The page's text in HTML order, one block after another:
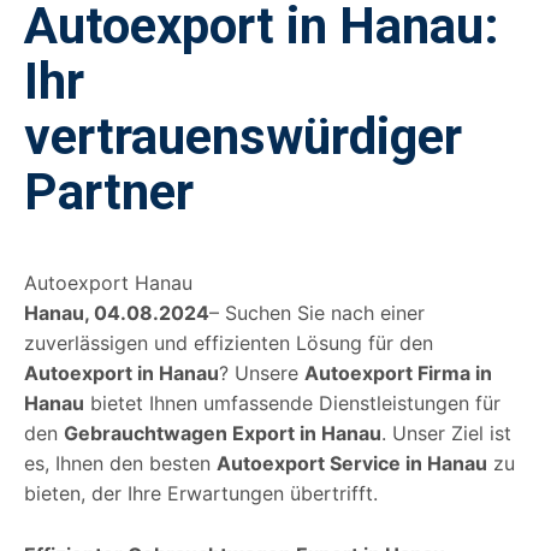
Autoexport in Hanau:
Ihr
vertrauenswürdiger
Partner
Autoexport Hanau
Hanau, 04.08.2024– Suchen Sie nach einer
zuverlässigen und effizienten Lösung für den
Autoexport in Hanau? Unsere Autoexport Firma in
Hanau bietet Ihnen umfassende Dienstleistungen für
den Gebrauchtwagen Export in Hanau. Unser Ziel ist
es, Ihnen den besten Autoexport Service in Hanau zu
bieten, der Ihre Erwartungen übertrifft.